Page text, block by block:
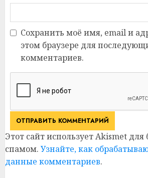
Сохранить моё имя, email и
этом браузере для
комментариев.
Этот сайт использует Akismet для
спамом. Узнайте, как
данные комментариев.